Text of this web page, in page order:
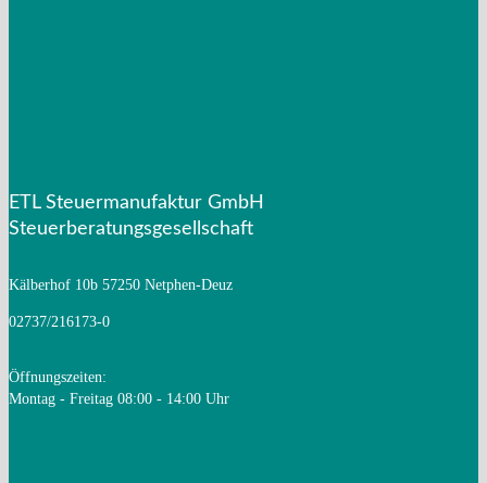
ETL Steuermanufaktur GmbH
Steuerberatungsgesellschaft
Kälberhof 10b 57250 Netphen-Deuz
02737/216173-0
Öffnungszeiten:
Montag - Freitag 08:00 - 14:00 Uhr